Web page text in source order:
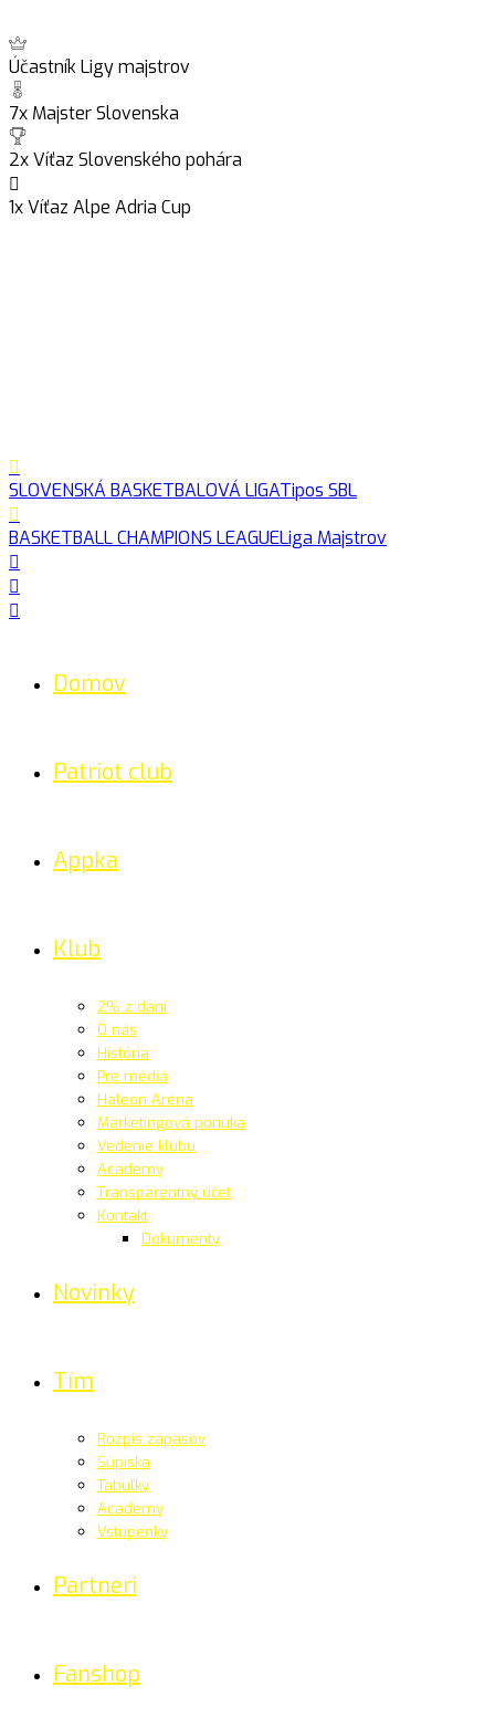
Účastník Ligy majstrov
7x Majster Slovenska
2x Víťaz Slovenského pohára
1x Víťaz Alpe Adria Cup
SLOVENSKÁ BASKETBALOVÁ LIGATipos SBL
BASKETBALL CHAMPIONS LEAGUELiga Majstrov
Domov
Patriot club
Appka
Klub
2% z daní
O nás
História
Pre médiá
Haleon Aréna
Marketingová ponuka
Vedenie klubu
Academy
Transparentný účet
Kontakt
Dokumenty
Novinky
Tím
Rozpis zápasov
Súpiska
Tabuľky
Academy
Vstupenky
Partneri
Fanshop